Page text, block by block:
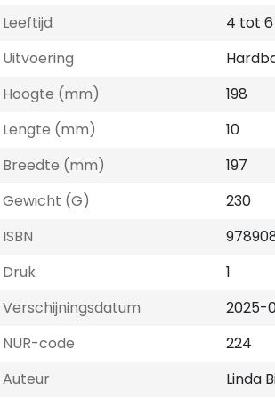
Leeftijd
4 tot
Uitvoering
Hoogte (mm)
198
Lengte (mm)
10
Breedte (mm)
197
Gewicht (G)
230
ISBN
Druk
1
Verschijningsdatum
2025-
NUR-code
224
Auteur
Linda